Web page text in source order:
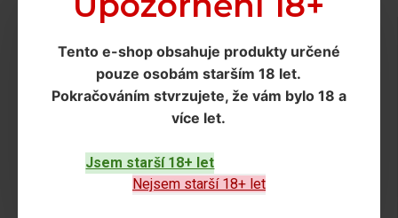
Tento e-shop obsahuje produkty určené
pouze osobám starším 18 let.
Pokračováním stvrzujete, že vám bylo 18 a
více let.
Jsem starší 18+ let
Nejsem starší 18+ let
Doprava a podmínky
Doprava
Ochrana os. údajů
Zákaznický servis